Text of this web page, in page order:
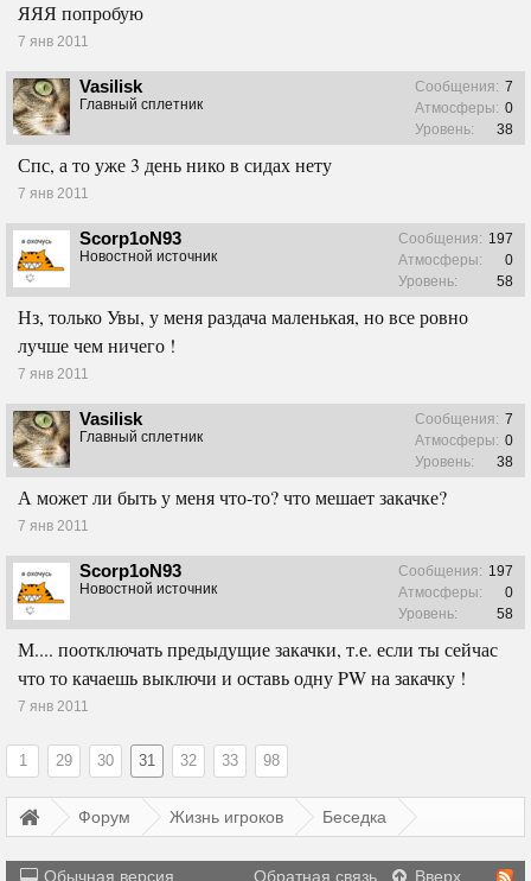
ЯЯЯ попробую
7 янв 2011
Vasilisk
Главный сплетник
Сообщения: 7
Атмосферы: 0
Уровень:
38
Спс, а то уже 3 день нико в сидах нету
7 янв 2011
Scorp1oN93
Новостной источник
Сообщения: 197
Атмосферы:
0
Уровень:
58
Нз, только Увы, у меня раздача маленькая, но все ровно
лучше чем ничего !
7 янв 2011
Vasilisk
Главный сплетник
Сообщения: 7
Атмосферы: 0
Уровень:
38
А может ли быть у меня что-то? что мешает закачке?
7 янв 2011
Scorp1oN93
Новостной источник
Сообщения: 197
Атмосферы:
0
Уровень:
58
М.... поотключать предыдущие закачки, т.е. если ты сейчас
что то качаешь выключи и оставь одну PW на закачку !
7 янв 2011
1 29 30 31 32 33 98
Форум Жизнь игроков Беседка
Обычная версия Обратная связь Вверх